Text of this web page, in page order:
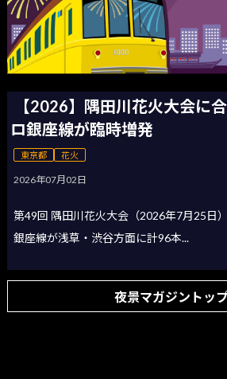
【2026】隅田川花火大会に
ロ銀座線が臨時増発
東京都 花火
2026年07月02日
第49回 隅田川花火大会（2026年7月25日
銀座線が浅草・渋谷方面に計96本...
夜景マガジントッ